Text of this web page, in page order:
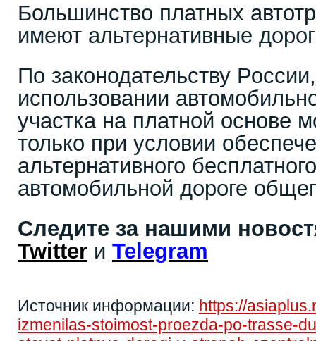
Большинство платных
имеют альтернативные
По законодательству
использовании
участка на платной основе
только при условии
альтернативного
автомобильной дороге
Следите за нашими
Twitter и Telegram
Источник информации: https://
izmenilas-stoimost-proezda-po-trasse-